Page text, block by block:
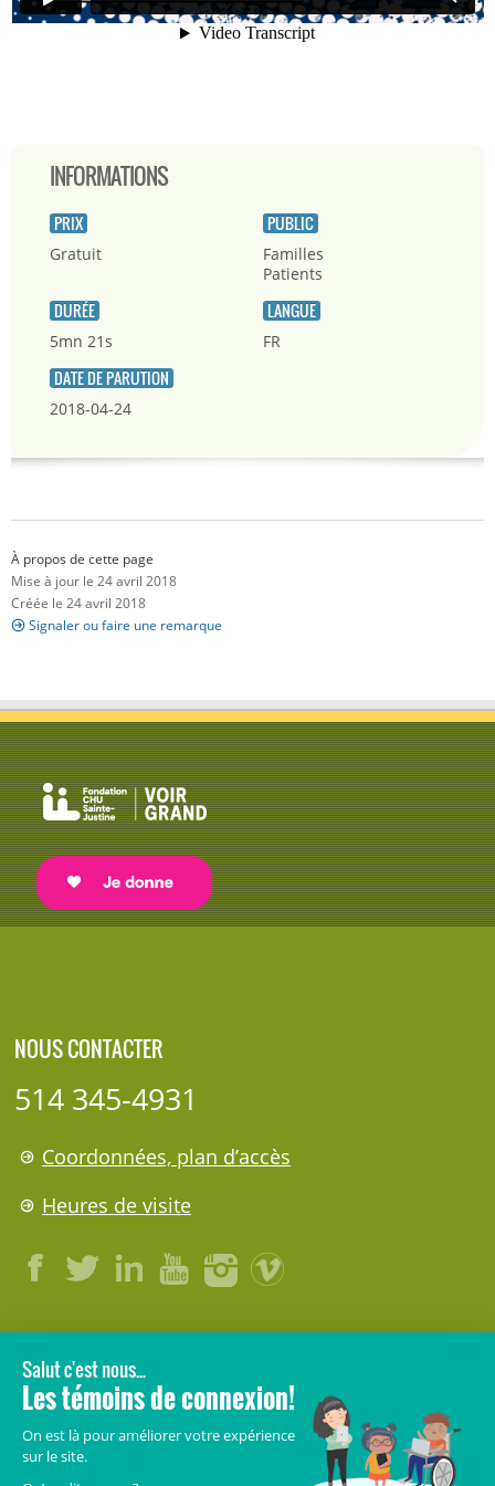
INFORMATIONS
PRIX
Gratuit
PUBLIC
Familles
Patients
DURÉE
5mn 21s
LANGUE
FR
DATE DE PARUTION
2018-04-24
À propos de cette page
Mise à jour le 24 avril 2018
Créée le 24 avril 2018
Signaler ou faire une remarque
NOUS CONTACTER
514 345-4931
Coordonnées, plan d’accès
Heures de visite
LÉGAL
© 2006-2026CHU Sainte-Justine.
Avis légaux
Crédits